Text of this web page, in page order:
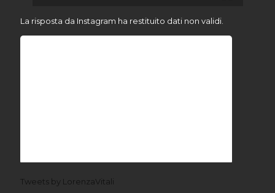
La risposta da Instagram ha restituito dati non validi.
Tweets by LorenzaVitali